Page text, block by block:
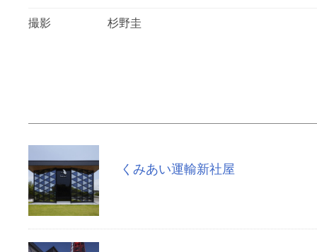
撮影 杉野圭
くみあい運輸新社屋